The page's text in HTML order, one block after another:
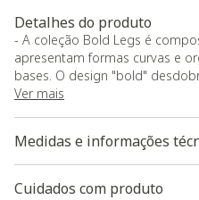
Detalhes do produto
- A coleção Bold Legs é
apresentam formas curvas e
bases. O design "bold"
principais tendências nos
ambiente aconchegante e
- O produto será entregue
disponibiliza serviços de
Ver mais
Medidas e informações
Cuidados com produto